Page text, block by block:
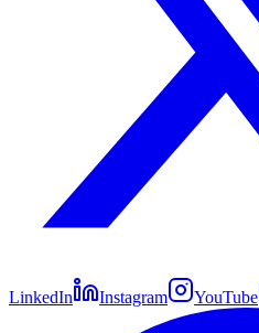
LinkedIn Instagram YouTube